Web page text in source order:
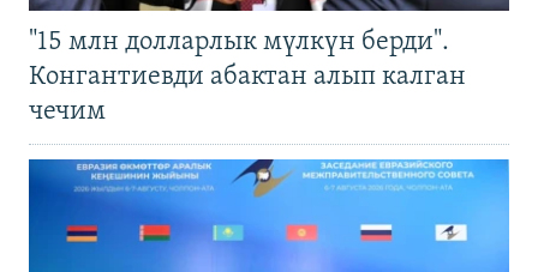
"15 млн долларлык мүлкүн берди".
Конгантиевди абактан алып калган
чечим